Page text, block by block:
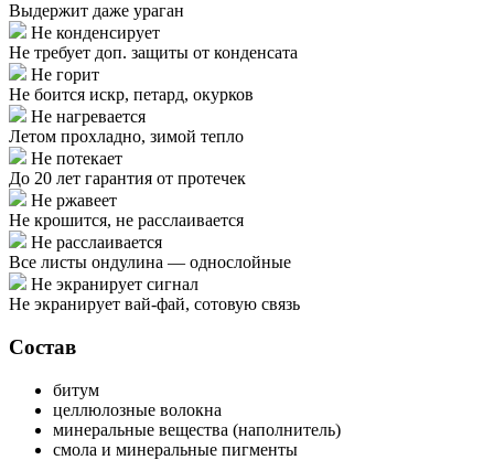
Выдержит даже ураган
Не конденсирует
Не требует доп. защиты от конденсата
Не горит
Не боится искр, петард, окурков
Не нагревается
Летом прохладно, зимой тепло
Не потекает
До 20 лет гарантия от протечек
Не ржавеет
Не крошится, не расслаивается
Не расслаивается
Все листы ондулина — однослойные
Не экранирует сигнал
Не экранирует вай-фай, сотовую связь
Состав
битум
целлюлозные волокна
минеральные вещества (наполнитель)
смола и минеральные пигменты